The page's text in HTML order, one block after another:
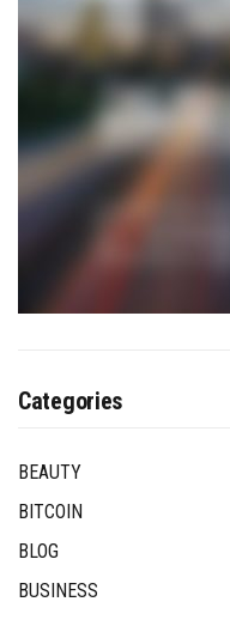
Categories
BEAUTY
BITCOIN
BLOG
BUSINESS